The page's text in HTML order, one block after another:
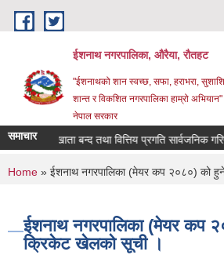
Skip to main content
ईशनाथ नगरपालिका, औरैया, रौतहट
"ईशनाथको शान स्वच्छ, सफा, हराभरा,
शान्त र विकशित नगरपालिका हाम्रो
नेपाल सरकार
समाचार
०८३ को खाता बन्द तथा वित्तिय प्रगति सार्वजनिक
You are here
Home » ईशनाथ नगरपालिका (मेयर कप २०८०) को
ईशनाथ नगरपालिका (मेयर कप
क्रिकेट खेलको सूची ।